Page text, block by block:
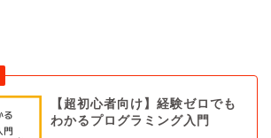
【超初心者向け】経験ゼロでも
わかるプログラミング入門